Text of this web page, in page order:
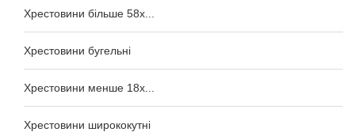
Хрестовини більше 58x...
Хрестовини бугельні
Хрестовини менше 18x...
Хрестовини ширококутні